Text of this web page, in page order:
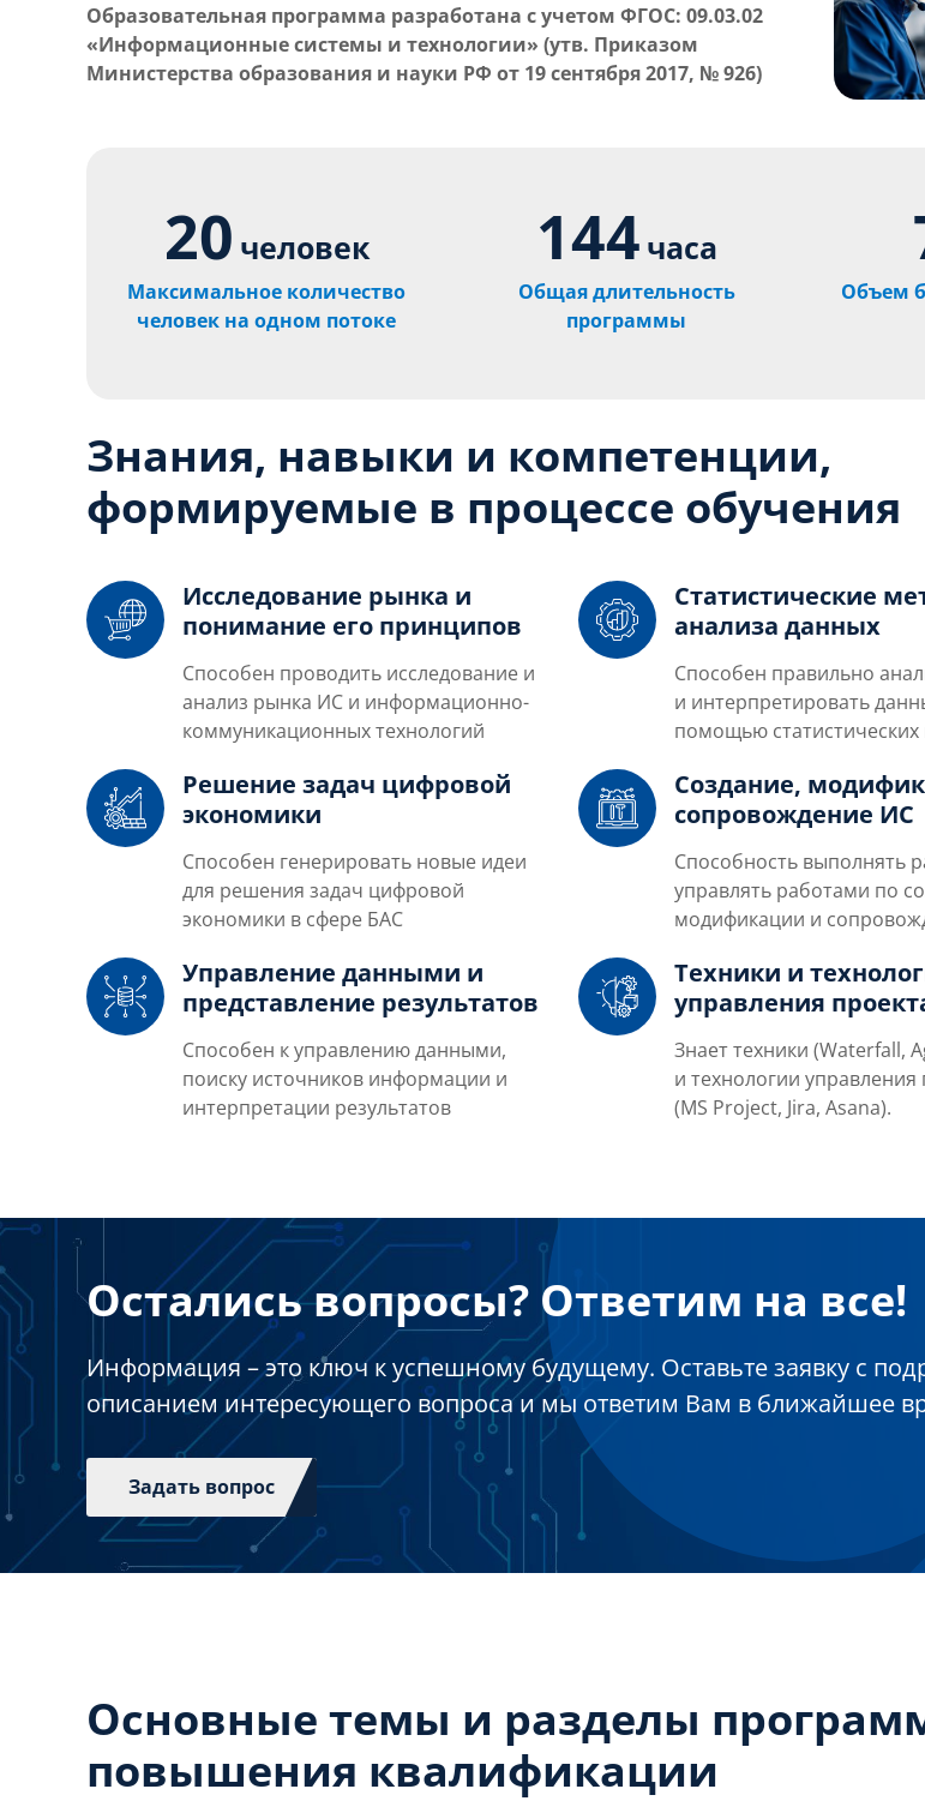
Образовательная программа разработана с учетом ФГОС: 09.03.02
«Информационные системы и технологии» (утв. Приказом
Министерства образования и науки РФ от 19 сентября 2017, № 926)
20 человек
Максимальное количество
человек на одном потоке
144 часа
Общая длительность
программы
Объем
Знания, навыки и компетенции,
формируемые в процессе обучения
Исследование рынка и
понимание его принципов
Способен проводить исследование и
анализ рынка ИС и информационно-
коммуникационных технологий
Статистические
анализа данных
Способен правильно
и интерпретировать
помощью
Решение задач цифровой
экономики
Способен генерировать новые идеи
для решения задач цифровой
экономики в сфере БАС
Создание,
сопровождение ИС
Способность выполнять
управлять работами по
модификации и
Управление данными и
представление результатов
Способен к управлению данными,
поиску источников информации и
интерпретации результатов
Техники и
управления
Знает техники (Waterfall,
и технологии
(MS Project, Jira, Asana).
Остались вопросы? Ответим на все!
Информация – это ключ к успешному будущему. Оставьте заявку с
описанием интересующего вопроса и мы ответим Вам в ближайшее
Задать вопрос
Основные темы и разделы
повышения квалификации